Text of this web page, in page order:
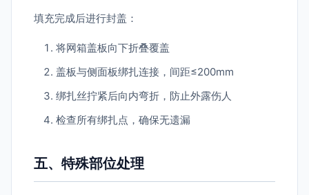
填充完成后进行封盖：
将网箱盖板向下折叠覆盖
盖板与侧面板绑扎连接，间距≤200mm
绑扎丝拧紧后向内弯折，防止外露伤人
检查所有绑扎点，确保无遗漏
五、特殊部位处理